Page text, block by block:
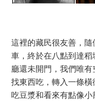
這裡的藏民很友善，
車，終於在八點到達
廳還未開門，我們唯
找東西吃，轉入一條
吃豆漿和看來有點像